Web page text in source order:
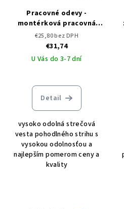
Pracovné odevy -
montérková pracovná
vesta EMERTON STRETCH
€25,80 bez DPH
€31,74
U Vás do 3-7 dní
Detail
vysoko odolná strečová
vesta pohodlného strihu s
vysokou odolnosťou a
najlepším pomerom ceny a
kvality